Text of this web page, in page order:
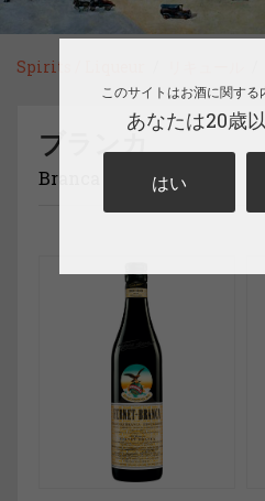
Spirits / Liqueur
ブランカ
Branca
このサイトはお酒に関する
あなたは20歳
はい